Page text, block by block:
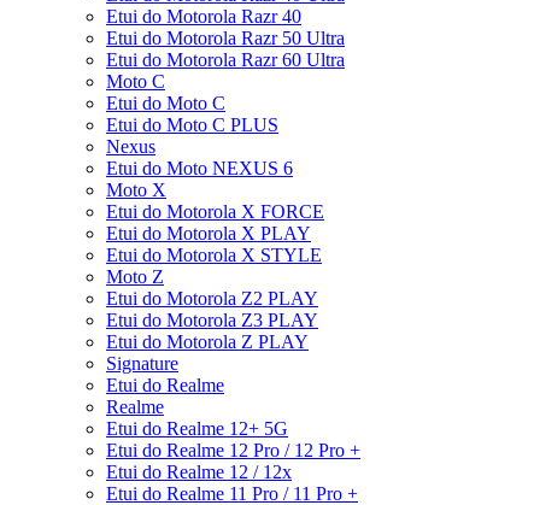
Etui do Motorola Razr 40
Etui do Motorola Razr 50 Ultra
Etui do Motorola Razr 60 Ultra
Moto C
Etui do Moto C
Etui do Moto C PLUS
Nexus
Etui do Moto NEXUS 6
Moto X
Etui do Motorola X FORCE
Etui do Motorola X PLAY
Etui do Motorola X STYLE
Moto Z
Etui do Motorola Z2 PLAY
Etui do Motorola Z3 PLAY
Etui do Motorola Z PLAY
Signature
Etui do Realme
Realme
Etui do Realme 12+ 5G
Etui do Realme 12 Pro / 12 Pro +
Etui do Realme 12 / 12x
Etui do Realme 11 Pro / 11 Pro +